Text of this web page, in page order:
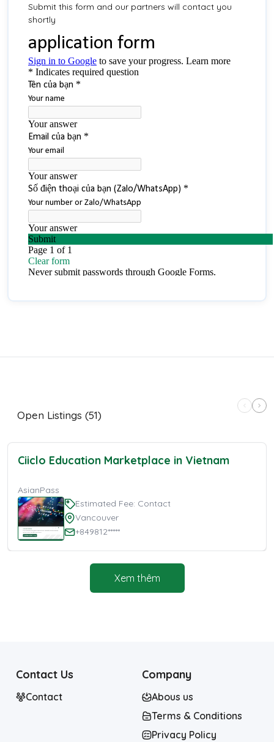
Submit this form and our partners will contact you
shortly
Open Listings (51)
Ciiclo Education Marketplace in Vietnam
AsianPass
Estimated Fee: Contact
Vancouver
+849812*****
Xem thêm
Contact Us
Contact
Company
Abous us
Terms & Conditions
Privacy Policy